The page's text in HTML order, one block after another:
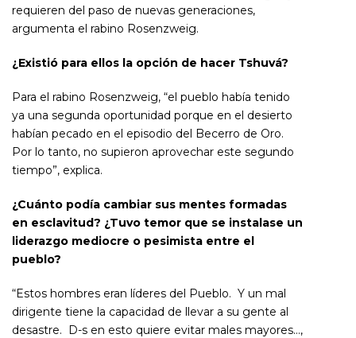
requieren del paso de nuevas generaciones,
argumenta el rabino Rosenzweig.
¿Existió para ellos la opción de hacer Tshuvá?
Para el rabino Rosenzweig, “el pueblo había tenido
ya una segunda oportunidad porque en el desierto
habían pecado en el episodio del Becerro de Oro.
Por lo tanto, no supieron aprovechar este segundo
tiempo”, explica.
¿Cuánto podía cambiar sus mentes formadas
en esclavitud? ¿Tuvo temor que se instalase un
liderazgo mediocre o pesimista entre el
pueblo?
“Estos hombres eran líderes del Pueblo. Y un mal
dirigente tiene la capacidad de llevar a su gente al
desastre. D-s en esto quiere evitar males mayores…,